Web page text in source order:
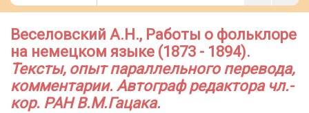
Веселовский А.Н., Работы о фольклоре
на немецком языке (1873 - 1894).
Тексты, опыт параллельного перевода,
комментарии. Автограф редактора чл.-
кор. РАН В.М.Гацака.